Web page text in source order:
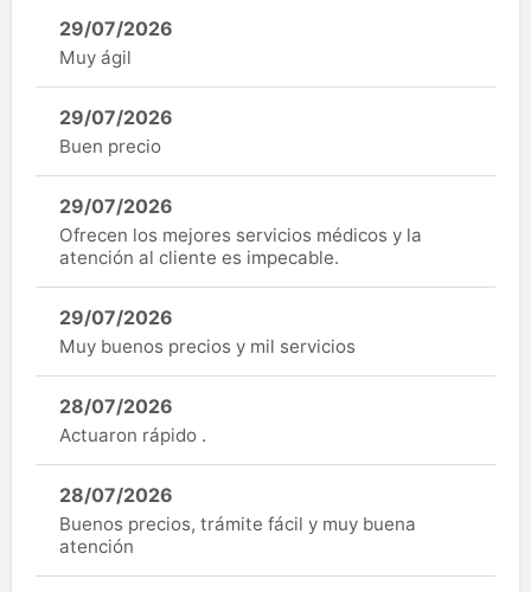
29/07/2026
Muy ágil
29/07/2026
Buen precio
29/07/2026
Ofrecen los mejores servicios médicos y la
atención al cliente es impecable.
29/07/2026
Muy buenos precios y mil servicios
28/07/2026
Actuaron rápido .
28/07/2026
Buenos precios, trámite fácil y muy buena
atención